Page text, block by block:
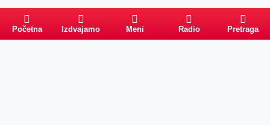
Početna Izdvajamo Meni Radio Pretraga